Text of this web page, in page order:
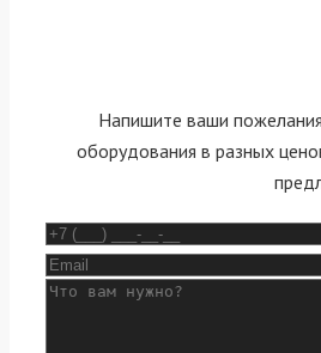
Напишите ваши
оборудования в разных